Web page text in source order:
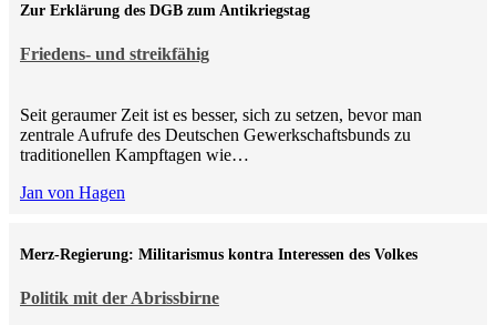
Friedens- und streikfähig
Zur Erklärung des DGB zum Antikriegstag
Seit geraumer Zeit ist es besser, sich zu setzen, bevor man
zentrale Aufrufe des Deutschen Gewerkschaftsbunds zu
traditionellen Kampftagen wie…
Jan von Hagen
Politik mit der Abrissbirne
Merz-Regierung: Militarismus kontra Inte­ressen des Volkes